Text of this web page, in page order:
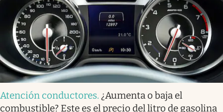
Atención conductores. ¿Aumenta o baja el
combustible? Este es el precio del litro de gasolina